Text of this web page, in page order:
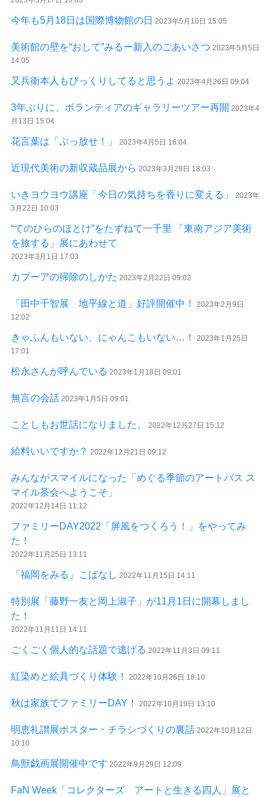
今年も5月18日は国際博物館の日 2023年5月10日 15:05
美術館の壁を“おして”みるー新入のごあいさつ 2023年5月5日
14:05
又兵衛本人もびっくりしてると思うよ 2023年4月26日 09:04
3年ぶりに、ボランティアのギャラリーツアー再開 2023年4
月13日 15:04
花言葉は「ぶっ放せ！」 2023年4月5日 16:04
近現代美術の新収蔵品展から 2023年3月29日 18:03
いきヨウヨウ講座「今日の気持ちを香りに変える」
2023年
3月22日 10:03
“てのひらのほとけ”をたずねて一千里 「東南アジア美術
を旅する」展にあわせて
2023年3月1日 17:03
カプーアの掃除のしかた 2023年2月22日 09:02
「田中千智展 地平線と道」好評開催中！
2023年2月9日
12:02
きゃふんもいない、にゃんこもいない…！
2023年1月25日
17:01
松永さんが呼んでいる 2023年1月18日 09:01
無言の会話 2023年1月5日 09:01
ことしもお世話になりました。 2022年12月27日 15:12
給料いいですか？ 2022年12月21日 09:12
みんながスマイルになった「めぐる季節のアートバス ス
マイル茶会へようこそ」
2022年12月14日 11:12
ファミリーDAY2022「屏風をつくろう！」をやってみ
た！
2022年11月25日 13:11
「福岡をみる」こばなし 2022年11月15日 14:11
特別展「藤野一友と岡上淑子」が11月1日に開幕しまし
た！
2022年11月11日 14:11
ごくごく個人的な話題で逃げる 2022年11月3日 09:11
紅染めと絵具づくり体験！ 2022年10月26日 18:10
秋は家族でファミリーDAY！ 2022年10月19日 13:10
明恵礼讃展ポスター・チラシづくりの裏話 2022年10月12日
10:10
鳥獣戯画展開催中です 2022年9月29日 12:09
FaN Week「コレクターズ アートと生きる四人」展と